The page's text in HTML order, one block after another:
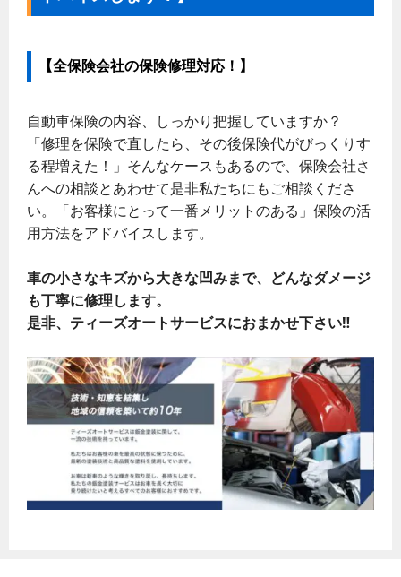
【全保険会社の保険修理対応！】
自動車保険の内容、しっかり把握していますか？
「修理を保険で直したら、その後保険代がびっくりす
る程増えた！」そんなケースもあるので、保険会社さ
んへの相談とあわせて是非私たちにもご相談くださ
い。「お客様にとって一番メリットのある」保険の活
用方法をアドバイスします。
車の小さなキズから大きな凹みまで、どんなダメージ
も丁寧に修理します。
是非、ティーズオートサービスにおまかせ下さい‼︎